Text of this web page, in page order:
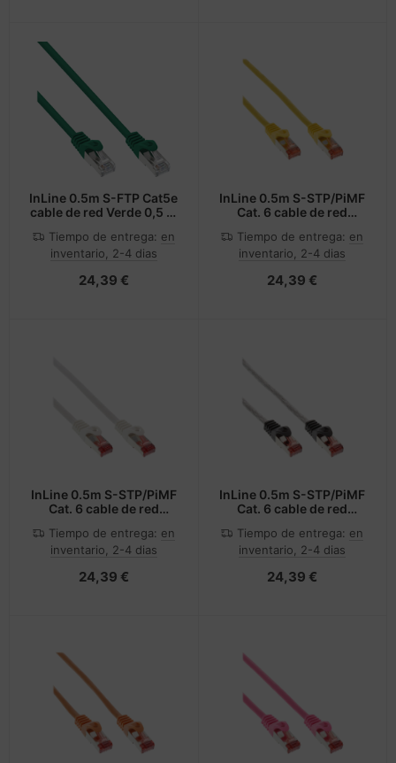
InLine 0.5m S-FTP Cat5e
cable de red Verde 0,5 m
Tiempo de entrega: en
inventario, 2-4 dias
24,39 €
InLine 0.5m S-STP/PiMF
Cat. 6 cable de red
S/FTP (S-STP)
Tiempo de entrega: en
inventario, 2-4 dias
24,39 €
InLine 0.5m S-STP/PiMF
Cat. 6 cable de red
(S-STP)
Tiempo de entrega: en
inventario, 2-4 dias
24,39 €
InLine 0.5m S-STP/PiMF
Cat. 6 cable de red
S/FTP (S-STP)
Tiempo de entrega: en
inventario, 2-4 dias
24,39 €